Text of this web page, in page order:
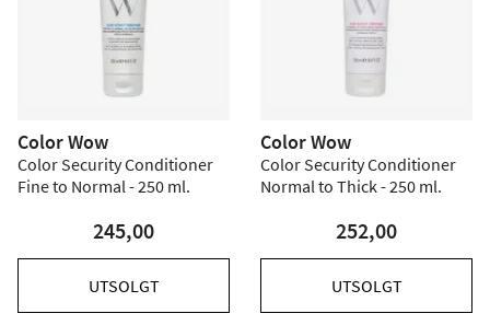
Color Wow
Color Security Conditioner
Fine to Normal - 250 ml.
245,00
UTSOLGT
Color Wow
Color Security Conditioner
Normal to Thick - 250 ml.
252,00
UTSOLGT